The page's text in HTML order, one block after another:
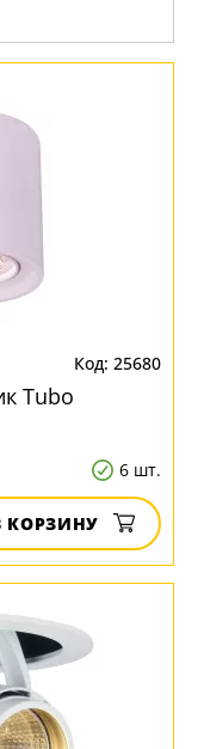
25680
Tubo
6 шт.
КОРЗИНУ